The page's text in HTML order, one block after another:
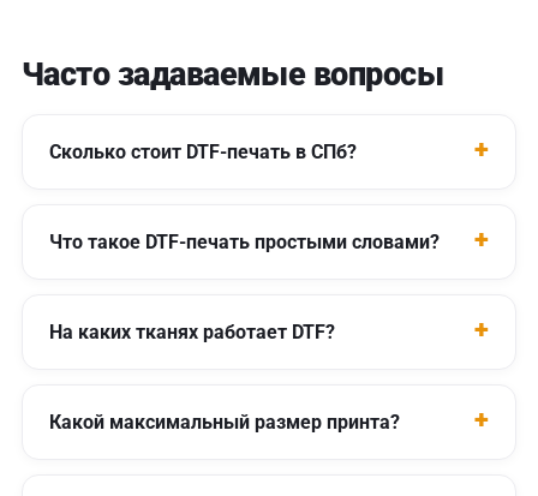
Часто задаваемые вопросы
Сколько стоит DTF-печать в СПб?
Что такое DTF-печать простыми словами?
На каких тканях работает DTF?
Какой максимальный размер принта?